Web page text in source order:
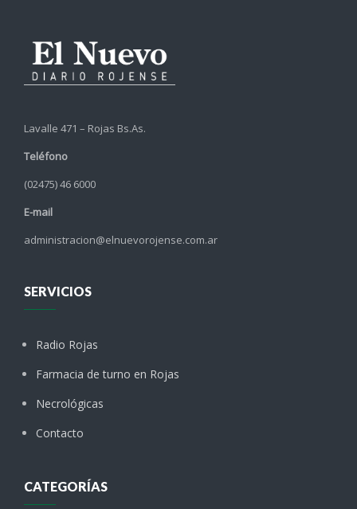
Lavalle 471 – Rojas Bs.As.
Teléfono
(02475) 46 6000
E-mail
administracion@elnuevorojense.com.ar
SERVICIOS
Radio Rojas
Farmacia de turno en Rojas
Necrológicas
Contacto
CATEGORÍAS